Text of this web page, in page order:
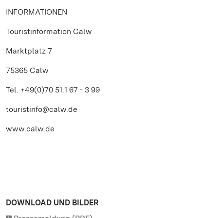
INFORMATIONEN
Touristinformation Calw
Marktplatz 7
75365 Calw
Tel. +49(0)70 51.1 67 - 3 99
touristinfo@calw.de
www.calw.de
DOWNLOAD UND BILDER